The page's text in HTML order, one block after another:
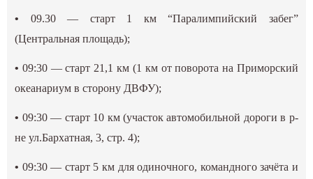
• 09.30 — старт 1 км “Паралимпийский забег”
(Центральная площадь);
• 09:30 — старт 21,1 км (1 км от поворота на Приморский
океанариум в сторону ДВФУ);
• 09:30 — старт 10 км (участок автомобильной дороги в р-
не ул.Бархатная, 3, стр. 4);
• 09:30 — старт 5 км для одиночного, командного зачёта и